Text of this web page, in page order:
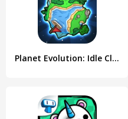
Planet Evolution: Idle Clicker